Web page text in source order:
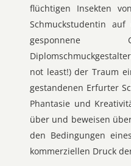
flüchtigen Insekten
Schmuckstudentin
gesponnene
not least!) der Traum
gestandenen Erfurter
Phantasie und
über und beweisen
den Bedingungen
kommerziellen Druck